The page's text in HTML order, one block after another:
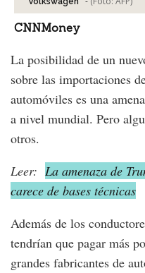
CNNMoney
La posibilidad de un
sobre las importaciones
automóviles es una
a nivel mundial. Pero
otros.
Leer: La amenaza de
carece de bases técnicas
Además de los
tendrían que pagar más
grandes fabricantes de